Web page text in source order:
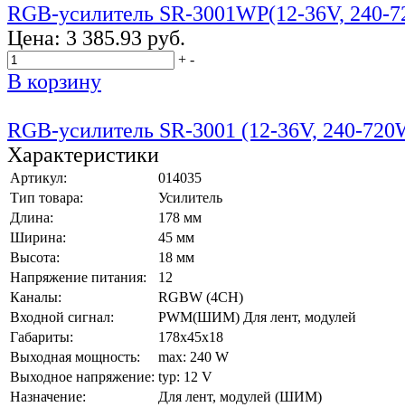
RGB-усилитель SR-3001WP(12-36V, 240-
Цена: 3 385.93 руб.
+ -
В корзину
RGB-усилитель SR-3001 (12-36V, 240-
Характеристики
Артикул:
014035
Тип товара:
Усилитель
Длина:
178 мм
Ширина:
45 мм
Высота:
18 мм
Напряжение питания:
12
Каналы:
RGBW (4CH)
Входной сигнал:
PWM(ШИМ) Для лент, модулей
Габариты:
178x45x18
Выходная мощность:
max: 240 W
Выходное напряжение: typ: 12 V
Назначение:
Для лент, модулей (ШИМ)